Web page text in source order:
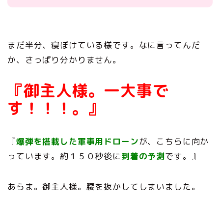
まだ半分、寝ぼけている様です。なに言ってんだ
か、さっぱり分かりません。
『御主人様。一大事で
す！！！。』
『爆弾を搭載した軍事用ドローンが、こちらに向か
っています。約１５０秒後に到着の予測です。』
あらま。御主人様。腰を抜かしてしまいました。